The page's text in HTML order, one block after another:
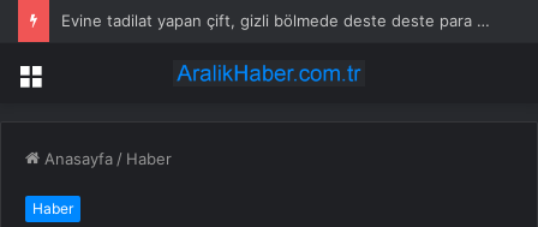
Evine tadilat yapan çift, gizli bölmede deste deste para buldu
Menü
Anasayfa / Haber
Haber